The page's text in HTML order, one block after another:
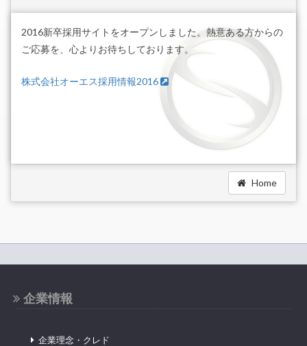
2016新卒採用サイトをオープンしました。熱意ある方からの
ご応募を、心よりお待ちしております。
株式会社オーエス採用情報2016
Home
企業情報
企業理念・クレド